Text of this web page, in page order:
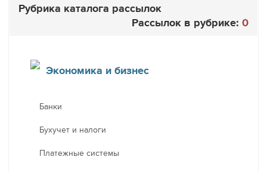
Рубрика каталога рассылок
Рассылок в рубрике: 0
Экономика и бизнес
Банки
Бухучет и налоги
Платежные системы